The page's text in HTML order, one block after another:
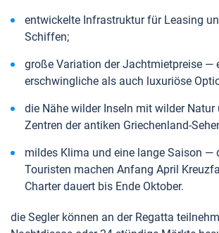
entwickelte Infrastruktur für Leasing
Schiffen;
große Variation der Jachtmietpreise —
erschwingliche als auch luxuriöse
die Nähe wilder Inseln mit wilder Natur
Zentren der antiken Griechenland-
mildes Klima und eine lange Saison —
Touristen machen Anfang April
Charter dauert bis Ende Oktober.
die Segler können an der Regatta